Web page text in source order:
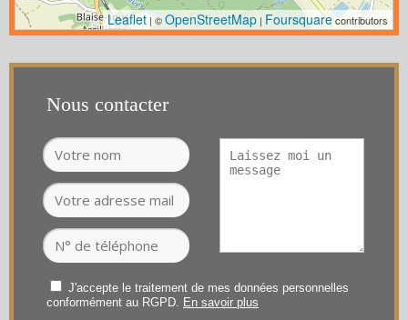
Leaflet | ©OpenStreetMap | Foursquarecontributors
Nous contacter
J'accepte le traitement de mes données personnelles
conformément au RGPD. En savoir plus